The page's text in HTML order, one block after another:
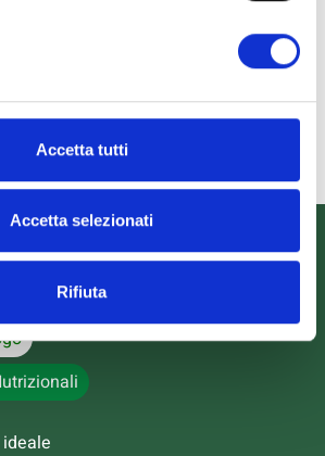
Accetta tutti
Accetta selezionati
Rifiuta
10.00g
5.00g
15.00g
40mg 20mg